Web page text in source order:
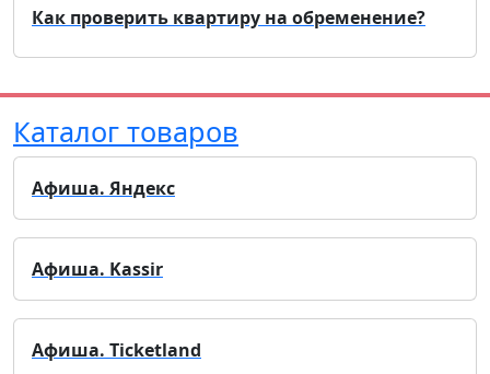
Как проверить квартиру на обременение?
Каталог товаров
Афиша. Яндекс
Афиша. Kassir
Афиша. Ticketland